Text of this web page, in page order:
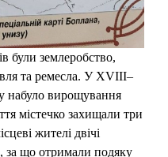
були землеробство,
та ремесла. У XVIII–
набуло вирощування
містечко захищали три
жителі двічі
за що отримали подяку